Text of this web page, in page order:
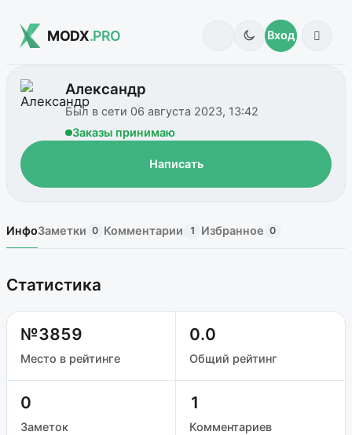
MODX.PRO Вход
Александр
Был в сети 06 августа 2023, 13:42
Заказы принимаю
Написать
ИнфоЗаметки 0 Комментарии 1 Избранное 0
Статистика
№3859
Место в рейтинге
0.0
Общий рейтинг
0
Заметок
1
Комментариев